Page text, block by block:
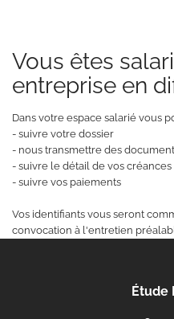
Vous êtes
entreprise en
Dans votre espace salarié vous
- suivre votre dossier
- nous transmettre des
- suivre le détail de vos créances
- suivre vos paiements
Vos identifiants vous seront
convocation à l'entretien
Étude